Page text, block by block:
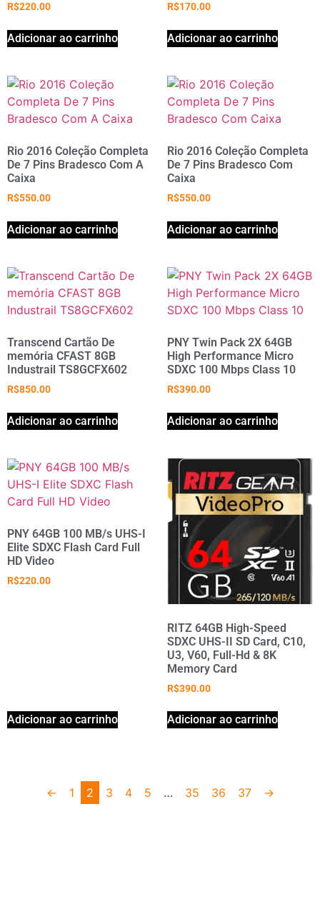
R$220.00
Adicionar ao carrinho
R$170.00
Adicionar ao carrinho
Rio 2016 Coleção Completa
De 7 Pins Bradesco Com A
Caixa
R$550.00
Adicionar ao carrinho
Rio 2016 Coleção Completa
De 7 Pins Bradesco Com
Caixa
R$550.00
Adicionar ao carrinho
Transcend Cartão De
memória CFAST 8GB
Industrail TS8GCFX602
R$850.00
Adicionar ao carrinho
PNY Twin Pack 2X 64GB
High Performance Micro
SDXC 100 Mbps Class 10
R$390.00
Adicionar ao carrinho
PNY 64GB 100 MB/s UHS-I
Elite SDXC Flash Card Full
HD Video
R$220.00
Adicionar ao carrinho
RITZ 64GB High-Speed
SDXC UHS-II SD Card, C10,
U3, V60, Full-Hd & 8K
Memory Card
R$390.00
Adicionar ao carrinho
← 1 2 3 4 5 … 35 36 37 →